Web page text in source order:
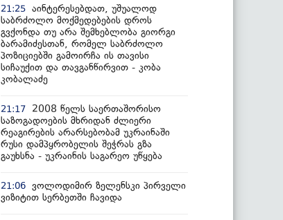
21:25 აინტერესებდათ, უშუალოდ
საბრძოლო მოქმედებების დროს
გვქონდა თუ არა შემხებლობა გიორგი
ბარამიძესთან, რომელ საბრძოლო
პოზიციებში გამოირჩა ის თავისი
სიჩაუქით და თავგანწირვით - კობა
კობალაძე
21:17
2008 წელს საერთაშორისო
საზოგადოების მხრიდან ძლიერი
რეაგირების არარსებობამ უკრაინაში
რუსი დამპყრობელის შეჭრას გზა
გაუხსნა - უკრაინის საგარეო უწყება
21:06 ვოლოდიმირ ზელენსკი პირველი
ვიზიტით სერბეთში ჩავიდა